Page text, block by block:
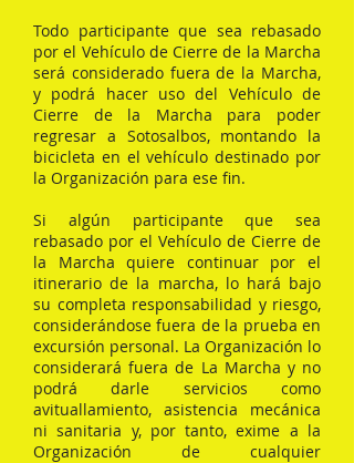
Todo participante que sea rebasado
por el Vehículo de Cierre de la Marcha
será considerado fuera de la Marcha,
y podrá hacer uso del Vehículo de
Cierre de la Marcha para poder
regresar a Sotosalbos, montando la
bicicleta en el vehículo destinado por
la Organización para ese fin.
Si algún participante que sea
rebasado por el Vehículo de Cierre de
la Marcha quiere continuar por el
itinerario de la marcha, lo hará bajo
su completa responsabilidad y riesgo,
considerándose fuera de la prueba en
excursión personal. La Organización lo
considerará fuera de La Marcha y no
podrá darle servicios como
avituallamiento, asistencia mecánica
ni sanitaria y, por tanto, exime a la
Organización de cualquier